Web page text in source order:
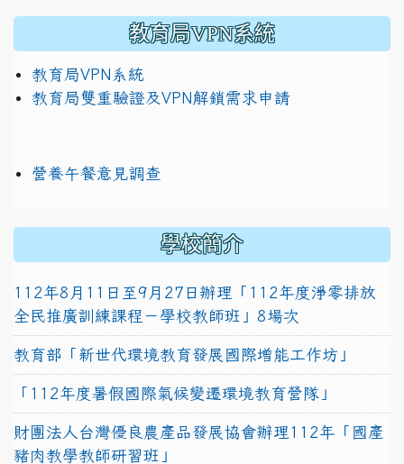
教育局VPN系統
教育局VPN系統
教育局雙重驗證及VPN解鎖需求申請
營養午餐意見調查
學校簡介
112年8月11日至9月27日辦理「112年度淨零排放
全民推廣訓練課程－學校教師班」8場次
教育部「新世代環境教育發展國際增能工作坊」
「112年度暑假國際氣候變遷環境教育營隊」
財團法人台灣優良農產品發展協會辦理112年「國產
豬肉教學教師研習班」